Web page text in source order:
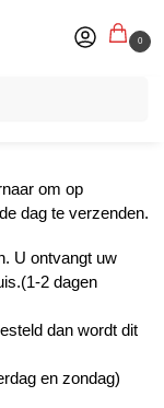
0
om op
dag te verzenden.
U ontvangt uw
2 dagen
dan wordt dit
en zondag)